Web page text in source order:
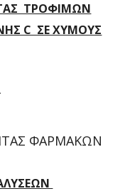
ΤΡΟΦΙΜΩΝ
C ΣΕ ΧΥΜΟΥΣ
ΦΑΡΜΑΚΩΝ